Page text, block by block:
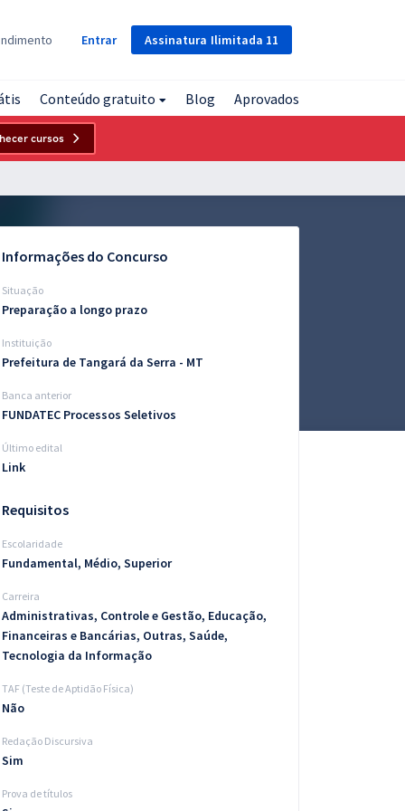
Assinatura Ilimitada 11
Entrar
Conteúdo gratuito Blog Aprovados
cursos
Informações do Concurso
Situação
Preparação a longo prazo
Instituição
Prefeitura de Tangará da Serra - MT
Banca anterior
FUNDATEC Processos Seletivos
Último edital
Link
Requisitos
Escolaridade
Fundamental, Médio, Superior
Carreira
Administrativas, Controle e Gestão, Educação,
Financeiras e Bancárias, Outras, Saúde,
Tecnologia da Informação
TAF (Teste de Aptidão Física)
Não
Redação Discursiva
Sim
Prova de títulos